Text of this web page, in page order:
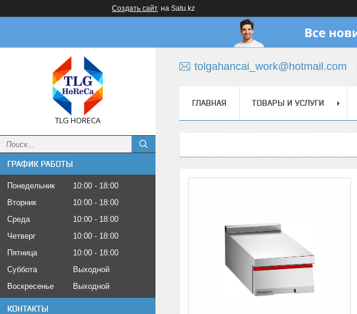
Создать сайт на Satu.kz
TLG HORECA
ГРАФИК РАБОТЫ
Понедельник 10:00
18:00
Вторник
10:00
18:00
Среда
10:00
18:00
Четверг
10:00
18:00
Пятница
10:00
18:00
Суббота
Выходной
Воскресенье
Выходной
КОНТАКТЫ
tolgahancai_work@hotmail.com
ГЛАВНАЯ ТОВАРЫ И УСЛУГИ